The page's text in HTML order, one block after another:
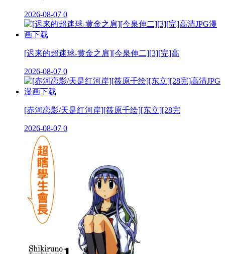
2026-08-07 0
[迟来的超速球-黄金之肩][今泉伸二][3][完]高
2026-08-07 0
[赤河恋影/天是红河岸][筱原千绘][东立][28完
2026-08-07 0